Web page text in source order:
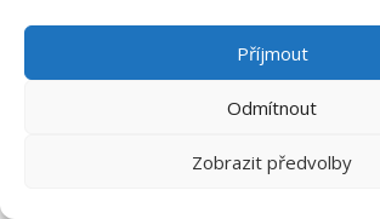
Příjmout
Odmítnout
Zobrazit předvolby
→